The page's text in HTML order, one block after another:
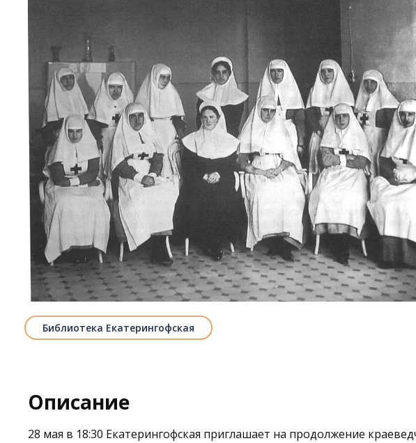
Библиотека Екатерингофская
Описание
28 мая в 18:30 Екатерингофская приглашает на продолжение